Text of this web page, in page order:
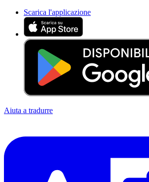
Scarica l'applicazione
Aiuta a tradurre